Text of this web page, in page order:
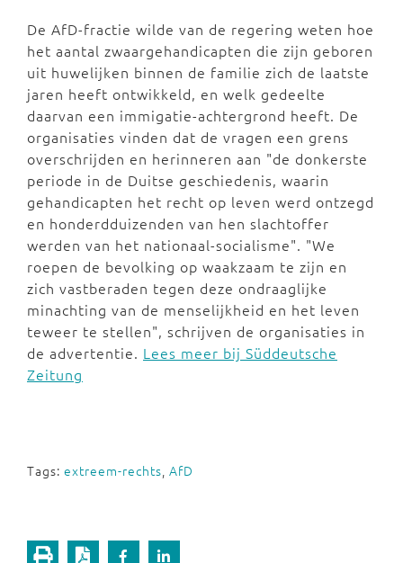
De AfD-fractie wilde van de regering weten hoe
het aantal zwaargehandicapten die zijn geboren
uit huwelijken binnen de familie zich de laatste
jaren heeft ontwikkeld, en welk gedeelte
daarvan een immigatie-achtergrond heeft. De
organisaties vinden dat de vragen een grens
overschrijden en herinneren aan "de donkerste
periode in de Duitse geschiedenis, waarin
gehandicapten het recht op leven werd ontzegd
en honderdduizenden van hen slachtoffer
werden van het nationaal-socialisme". "We
roepen de bevolking op waakzaam te zijn en
zich vastberaden tegen deze ondraaglijke
minachting van de menselijkheid en het leven
teweer te stellen", schrijven de organisaties in
de advertentie. Lees meer bij Süddeutsche
Zeitung
Tags: extreem-rechts, AfD